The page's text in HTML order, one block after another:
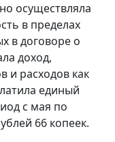
осуществляла
в пределах
в договоре о
доход,
и расходов как
единый
с мая по
66 копеек.